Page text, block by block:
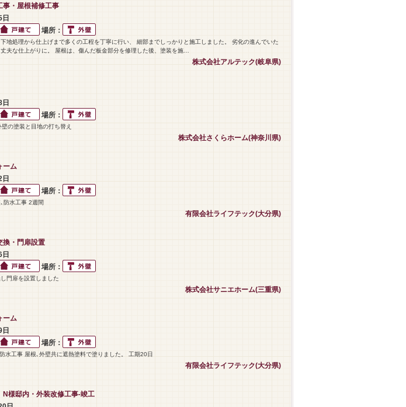
事・屋根補修工事
場所：
地処理から仕上げまで多くの工程を丁寧に行い、 細部までしっかりと施工しました。 劣化の進んでいた
夫な仕上がりに。 屋根は、傷んだ板金部分を修理した後、塗装を施…
株式会社アルテック(岐阜県)
場所：
の塗装と目地の打ち替え
株式会社さくらホーム(神奈川県)
ーム
場所：
防水工事 2週間
有限会社ライフテック(大分県)
換・門扉設置
場所：
門扉を設置しました
株式会社サニエホーム(三重県)
ーム
場所：
水工事 屋根､外壁共に遮熱塗料で塗りました。 工期20日
有限会社ライフテック(大分県)
様邸内・外装改修工事-竣工